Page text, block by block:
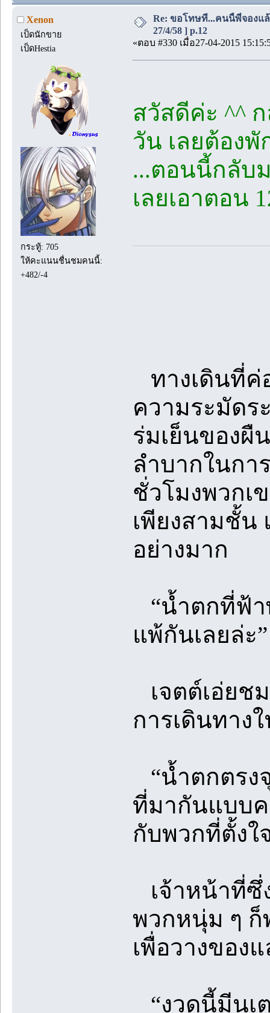
Xenon
เป็ดนักขาย
เป็ดHestia
กระทู้: 705
ให้คะแนนชื่นชมคนนี้:
+482/-4
Re: ขอโทษที...คนนี้พี่จองแล้
27/4/58 ] p.12
«ตอบ #330 เมื่อ27-04-2015
สวัสดีค่ะ ^^
วัน เลยต้อง
...ตอนนี้กลับ
เลยเอาตอน
ทางเดินที่ค่
ความระมัดร
ร่มเย็นของผื
ลำบากในกา
ชั่วโมงพวกเ
เพียงสามชั้น
อย่างมาก
“น้ำตกที่ฟ้า
แพ้กันเลยล่ะ”
เจตต์เอ่ยช
การเดินทาง
“น้ำตกตรง
ที่มากันแบบค
กับพวกที่ตั้งใ
เจ้าหน้าที่ซึ่
พวกหนุ่ม ๆ ก็
เพื่อวางของ
“งวดนี้มีนเ